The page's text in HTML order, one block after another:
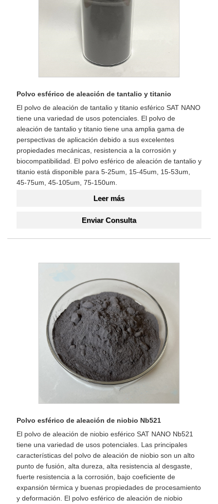
Polvo esférico de aleación de tantalio y titanio
El polvo de aleación de tantalio y titanio esférico SAT NANO
tiene una variedad de usos potenciales. El polvo de
aleación de tantalio y titanio tiene una amplia gama de
perspectivas de aplicación debido a sus excelentes
propiedades mecánicas, resistencia a la corrosión y
biocompatibilidad. El polvo esférico de aleación de tantalio y
titanio está disponible para 5-25um, 15-45um, 15-53um,
45-75um, 45-105um, 75-150um.
Leer más
Enviar Consulta
Polvo esférico de aleación de niobio Nb521
El polvo de aleación de niobio esférico SAT NANO Nb521
tiene una variedad de usos potenciales. Las principales
características del polvo de aleación de niobio son un alto
punto de fusión, alta dureza, alta resistencia al desgaste,
fuerte resistencia a la corrosión, bajo coeficiente de
expansión térmica y buenas propiedades de procesamiento
y deformación. El polvo esférico de aleación de niobio